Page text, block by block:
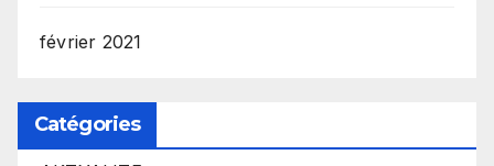
février 2021
Catégories